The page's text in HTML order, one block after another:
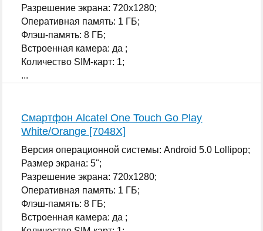
Разрешение экрана: 720x1280;
Оперативная память: 1 ГБ;
Флэш-память: 8 ГБ;
Встроенная камера: да ;
Количество SIM-карт: 1;
...
Смартфон Alcatel One Touch Go Play
White/Orange [7048X]
Версия операционной системы: Android 5.0 Lollipop;
Размер экрана: 5";
Разрешение экрана: 720x1280;
Оперативная память: 1 ГБ;
Флэш-память: 8 ГБ;
Встроенная камера: да ;